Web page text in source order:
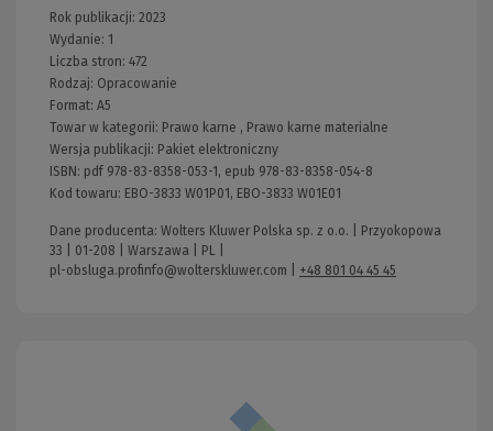
Rok publikacji: 2023
Wydanie: 1
Liczba stron: 472
Rodzaj: Opracowanie
Format: A5
Towar w kategorii: Prawo karne , Prawo karne materialne
Wersja publikacji: Pakiet elektroniczny
ISBN: pdf 978-83-8358-053-1, epub 978-83-8358-054-8
Kod towaru: EBO-3833 W01P01, EBO-3833 W01E01
Dane producenta: Wolters Kluwer Polska sp. z o.o. | Przyokopowa
33 | 01-208 | Warszawa | PL |
pl-obsluga.profinfo@wolterskluwer.com
+48 801 04 45 45